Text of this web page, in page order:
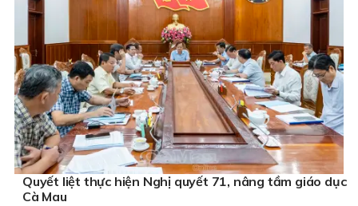
Quyết liệt thực hiện Nghị quyết 71, nâng tầm giáo dục
Cà Mau